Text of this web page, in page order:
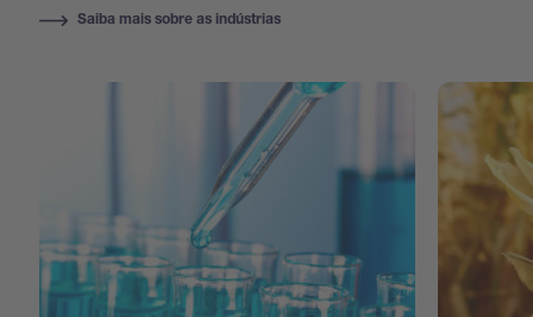
Saiba mais sobre as indústrias